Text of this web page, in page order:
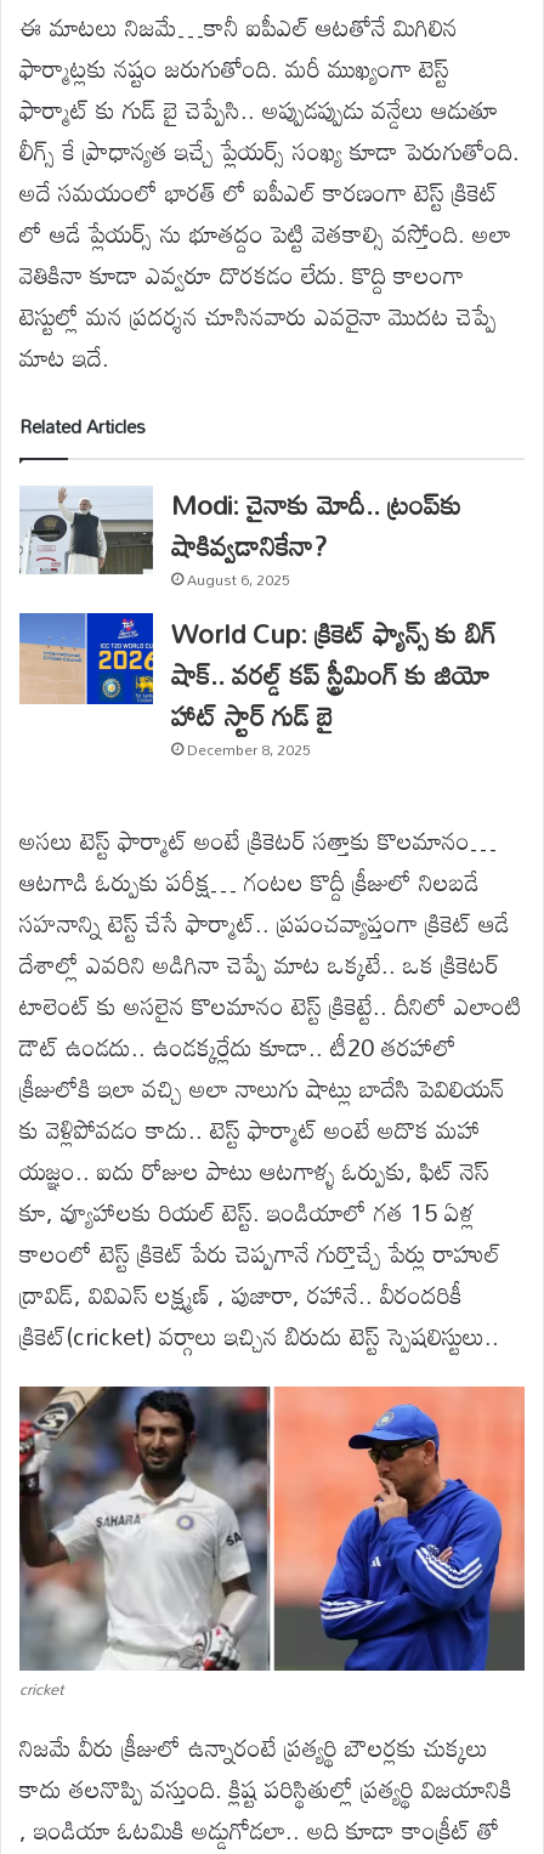
ఈ మాటలు నిజమే…కానీ ఐపీఎల్ ఆటతోనే మిగిలిన
ఫార్మాట్లకు నష్టం జరుగుతోంది. మరీ ముఖ్యంగా టెస్ట్
ఫార్మాట్ కు గుడ్ బై చెప్పేసి.. అప్పుడప్పుడు వన్డేలు ఆడుతూ
లీగ్స్ కే ప్రాధాన్యత ఇచ్చే ప్లేయర్స్ సంఖ్య కూడా పెరుగుతోంది.
అదే సమయంలో భారత్ లో ఐపీఎల్ కారణంగా టెస్ట్ క్రికెట్
లో ఆడే ప్లేయర్స్ ను భూతద్దం పెట్టి వెతకాల్సి వస్తోంది. అలా
వెతికినా కూడా ఎవ్వరూ దొరకడం లేదు. కొద్ది కాలంగా
టెస్టుల్లో మన ప్రదర్శన చూసినవారు ఎవరైనా మొదట చెప్పే
మాట ఇదే.
Related Articles
Modi: చైనాకు మోదీ.. ట్రంప్‌కు
షాకివ్వడానికేనా?
August 6, 2025
World Cup: క్రికెట్ ఫ్యాన్స్ కు బిగ్
షాక్.. వరల్డ్ కప్ స్ట్రీమింగ్ కు జియో
హాట్ స్టార్ గుడ్ బై
December 8, 2025
అసలు టెస్ట్ ఫార్మాట్ అంటే క్రికెటర్ సత్తాకు కొలమానం…
ఆటగాడి ఓర్పుకు పరీక్ష… గంటల కొద్దీ క్రీజులో నిలబడే
సహనాన్ని టెస్ట్ చేసే ఫార్మాట్.. ప్రపంచవ్యాప్తంగా క్రికెట్ ఆడే
దేశాల్లో ఎవరిని అడిగినా చెప్పే మాట ఒక్కటే.. ఒక క్రికెటర్
టాలెంట్ కు అసలైన కొలమానం టెస్ట్ క్రికెట్టే.. దీనిలో ఎలాంటి
డౌట్ ఉండదు.. ఉండక్కర్లేదు కూడా.. టీ20 తరహాలో
క్రీజులోకి ఇలా వచ్చి అలా నాలుగు షాట్లు బాదేసి పెవిలియన్
కు వెళ్లిపోవడం కాదు.. టెస్ట్ ఫార్మాట్ అంటే అదొక మహా
యజ్ఞం.. ఐదు రోజుల పాటు ఆటగాళ్ళ ఓర్పుకు, ఫిట్ నెస్
కూ, వ్యూహాలకు రియల్ టెస్ట్. ఇండియాలో గత 15 ఏళ్ల
కాలంలో టెస్ట్ క్రికెట్ పేరు చెప్పగానే గుర్తొచ్చే పేర్లు రాహుల్
ద్రావిడ్, వివిఎస్ లక్ష్మణ్ , పుజారా, రహానే.. వీరందరికీ
క్రికెట్(cricket) వర్గాలు ఇచ్చిన బిరుదు టెస్ట్ స్పెషలిస్టులు..
cricket
నిజమే వీరు క్రీజులో ఉన్నారంటే ప్రత్యర్థి బౌలర్లకు చుక్కలు
కాదు తలనొప్పి వస్తుంది. క్లిష్ట పరిస్థితుల్లో ప్రత్యర్థి విజయానికి
, ఇండియా ఓటమికి అడ్డుగోడలా.. అది కూడా కాంక్రీట్ తో